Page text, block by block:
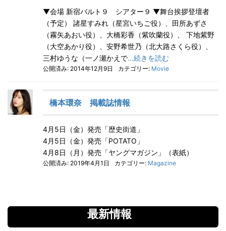
▼会場 新宿バルト９ シアター９ ▼舞台挨拶登壇者
（予定） 諸星すみれ（星宮いちご役）、田所あずさ
（霧矢あおい役）、大橋彩香（紫吹蘭役）、 下地紫野
（大空あかり役）、安野希世乃（北大路さくら役）、
三村ゆうな（一ノ瀬かえで…続きを読む
公開済み: 2014年12月9日 カテゴリー: Movie
橋本環奈 掲載誌情報
4月5日（金）発売「歴史街道」
4月5日（金）発売「POTATO」
4月8日（月）発売「ヤングマガジン」（表紙）
公開済み: 2019年4月1日 カテゴリー: Magazine
最新情報